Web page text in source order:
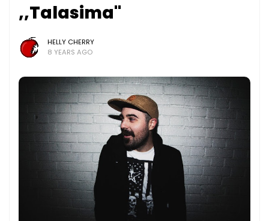
,,Talasima"
HELLY CHERRY
8 YEARS AGO